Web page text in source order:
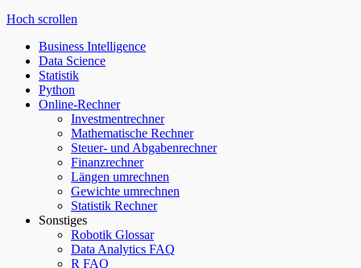
Hoch scrollen
Business Intelligence
Data Science
Statistik
Python
Online-Rechner
Investmentrechner
Mathematische Rechner
Steuer- und Abgabenrechner
Finanzrechner
Längen umrechnen
Gewichte umrechnen
Statistik Rechner
Sonstiges
Robotik Glossar
Data Analytics FAQ
R FAQ